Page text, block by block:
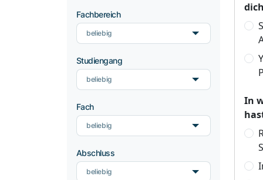
Fachbereich
beliebig
Studiengang
beliebig
Fach
beliebig
Abschluss
beliebig
In